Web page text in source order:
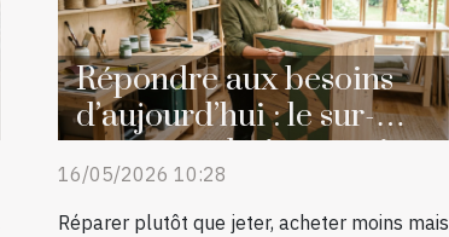
Répondre aux besoins
d’aujourd’hui : le sur-
mesure, solution aussi
écologique qu’esthétique
16/05/2026 10:28
Réparer plutôt que jeter, acheter moins mais